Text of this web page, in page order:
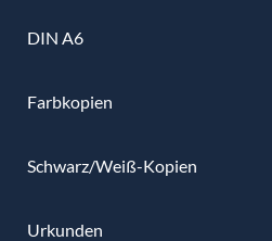
DIN A6
Farbkopien
Schwarz/Weiß-Kopien
Urkunden